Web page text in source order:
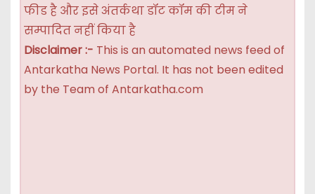
फीड है और इसे अंतर्कथा डॉट कॉम की टीम ने
सम्पादित नहीं किया है
Disclaimer :- This is an automated news feed of
Antarkatha News Portal. It has not been edited
by the Team of Antarkatha.com